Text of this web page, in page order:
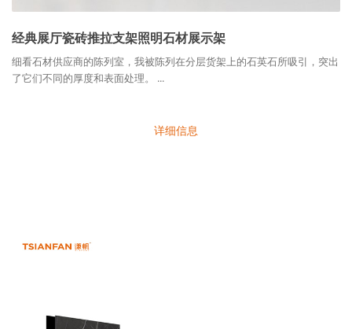
经典展厅瓷砖推拉支架照明石材展示架
细看石材供应商的陈列室，我被陈列在分层货架上的石英石所吸引，突出
了它们不同的厚度和表面处理。 ...
详细信息